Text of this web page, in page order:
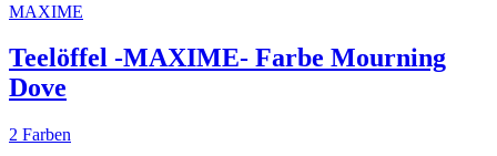
MAXIME
Teelöffel -MAXIME- Farbe Mourning
Dove
2 Farben